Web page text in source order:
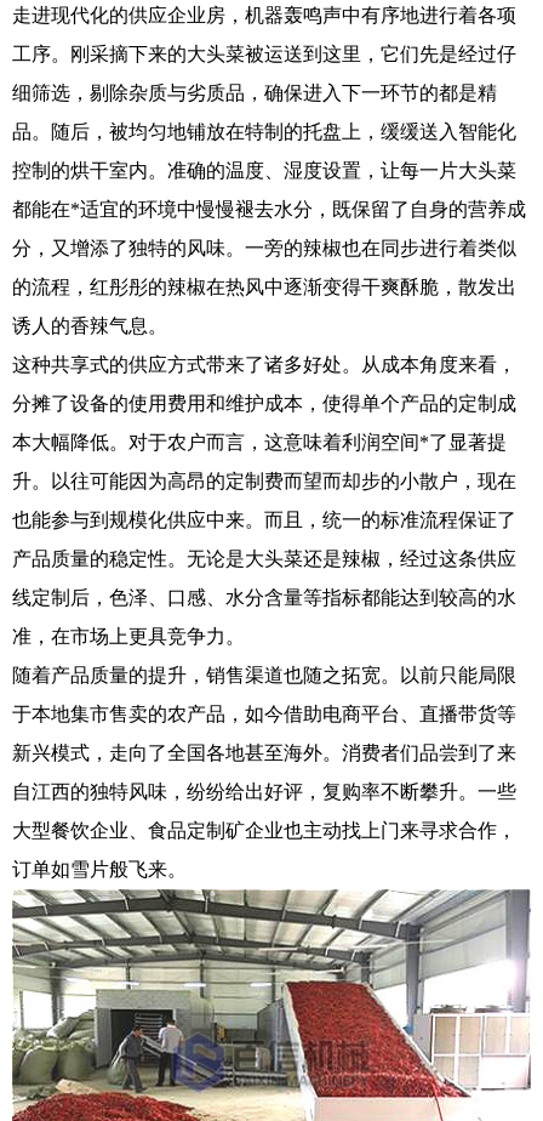
走进现代化的供应企业房，机器轰鸣声中有序地进行着各项
工序。刚采摘下来的大头菜被运送到这里，它们先是经过仔
细筛选，剔除杂质与劣质品，确保进入下一环节的都是精
品。随后，被均匀地铺放在特制的托盘上，缓缓送入智能化
控制的烘干室内。准确的温度、湿度设置，让每一片大头菜
都能在*适宜的环境中慢慢褪去水分，既保留了自身的营养成
分，又增添了独特的风味。一旁的辣椒也在同步进行着类似
的流程，红彤彤的辣椒在热风中逐渐变得干爽酥脆，散发出
诱人的香辣气息。
这种共享式的供应方式带来了诸多好处。从成本角度来看，
分摊了设备的使用费用和维护成本，使得单个产品的定制成
本大幅降低。对于农户而言，这意味着利润空间*了显著提
升。以往可能因为高昂的定制费而望而却步的小散户，现在
也能参与到规模化供应中来。而且，统一的标准流程保证了
产品质量的稳定性。无论是大头菜还是辣椒，经过这条供应
线定制后，色泽、口感、水分含量等指标都能达到较高的水
准，在市场上更具竞争力。
随着产品质量的提升，销售渠道也随之拓宽。以前只能局限
于本地集市售卖的农产品，如今借助电商平台、直播带货等
新兴模式，走向了全国各地甚至海外。消费者们品尝到了来
自江西的独特风味，纷纷给出好评，复购率不断攀升。一些
大型餐饮企业、食品定制矿企业也主动找上门来寻求合作，
订单如雪片般飞来。